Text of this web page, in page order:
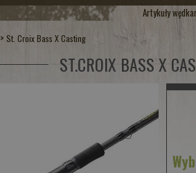
Artykuły
> St. Croix Bass X Casting
ST.CROIX BASS X